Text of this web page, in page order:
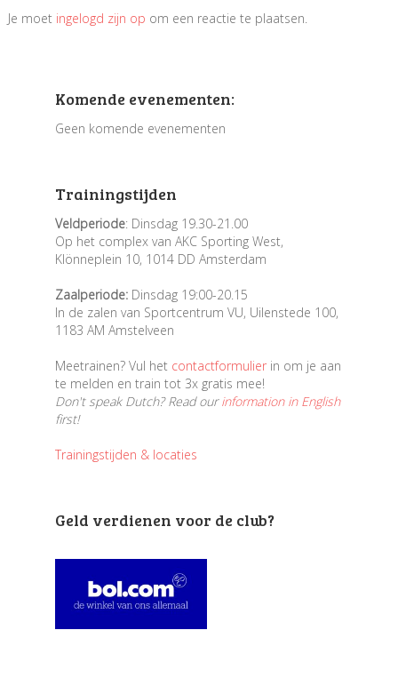
Je moet ingelogd zijn op om een reactie te plaatsen.
Komende evenementen:
Geen komende evenementen
Trainingstijden
Veldperiode: Dinsdag 19.30-21.00
Op het complex van AKC Sporting West,
Klönneplein 10, 1014 DD Amsterdam
Zaalperiode:Dinsdag 19:00-20.15
In de zalen van Sportcentrum VU, Uilenstede 100,
1183 AM Amstelveen
Meetrainen? Vul het contactformulierin om je aan
te melden en train tot 3x gratis mee!
Don't speak Dutch? Read ourinformation in English
first!
Trainingstijden & locaties
Geld verdienen voor de club?